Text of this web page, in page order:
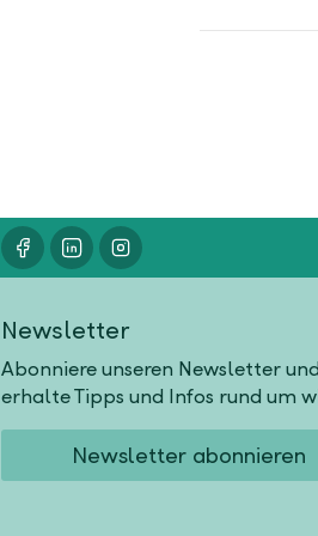
Newsletter
Abonniere unseren Newsletter und
erhalte Tipps und Infos rund um
Newsletter abonnieren